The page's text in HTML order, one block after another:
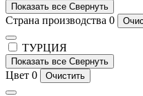
Показать все Свернуть
Страна производства 0
ТУРЦИЯ
Показать все Свернуть
Цвет 0 Очистить